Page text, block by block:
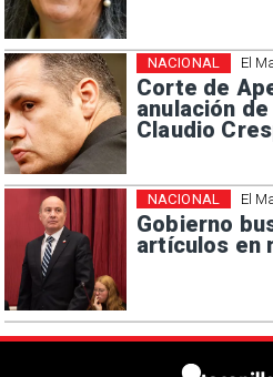
El
Corte de
anulación
Claudio
NACIONAL
El
Gobierno
artículos en
NACIONAL